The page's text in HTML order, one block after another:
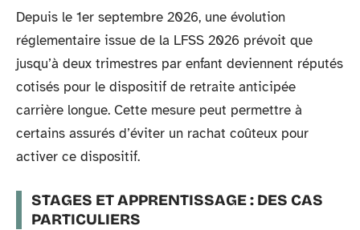
Depuis le 1er septembre 2026, une évolution
réglementaire issue de la LFSS 2026 prévoit que
jusqu’à deux trimestres par enfant deviennent réputés
cotisés pour le dispositif de retraite anticipée
carrière longue. Cette mesure peut permettre à
certains assurés d’éviter un rachat coûteux pour
activer ce dispositif.
STAGES ET APPRENTISSAGE : DES CAS
PARTICULIERS